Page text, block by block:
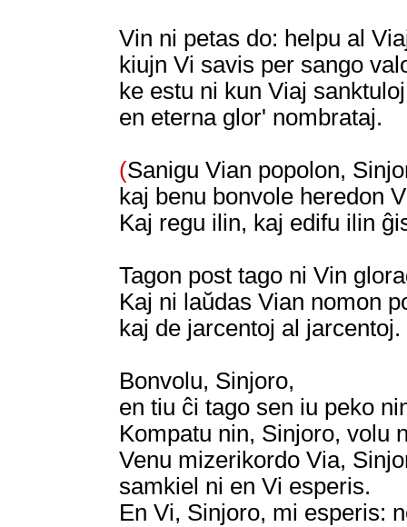
Vin ni petas do: helpu al
kiujn Vi savis per sango
ke estu ni kun Viaj sanktuloj
en eterna glor' nombrataj.
(Sanigu Vian popolon,
kaj benu bonvole heredon
Kaj regu ilin, kaj edifu ilin
Tagon post tago ni Vin
Kaj ni laŭdas Vian nomon
kaj de jarcentoj al jarcentoj.
Bonvolu, Sinjoro,
en tiu ĉi tago sen iu peko
Kompatu nin, Sinjoro, volu
Venu mizerikordo Via,
samkiel ni en Vi esperis.
En Vi, Sinjoro, mi esperis: